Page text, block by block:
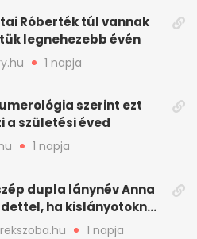
Róberték túl vannak
legnehezebb évén
1 napja
szerint ezt
a születési éved
1 napja
dupla lánynév Anna
ha kislányotoknak
nevet
1 napja